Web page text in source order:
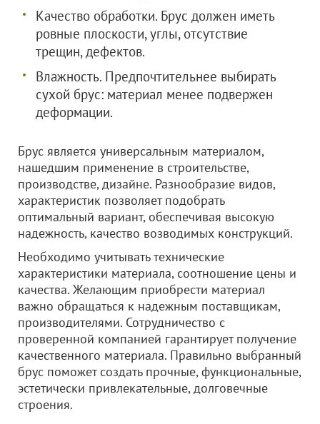
Качество обработки. Брус должен иметь
ровные плоскости, углы, отсутствие
трещин, дефектов.
Влажность. Предпочтительнее выбирать
сухой брус: материал менее подвержен
деформации.
Брус является универсальным материалом,
нашедшим применение в строительстве,
производстве, дизайне. Разнообразие видов,
характеристик позволяет подобрать
оптимальный вариант, обеспечивая высокую
надежность, качество возводимых конструкций.
Необходимо учитывать технические
характеристики материала, соотношение цены и
качества. Желающим приобрести материал
важно обращаться к надежным поставщикам,
производителями. Сотрудничество с
проверенной компанией гарантирует получение
качественного материала. Правильно выбранный
брус поможет создать прочные, функциональные,
эстетически привлекательные, долговечные
строения.